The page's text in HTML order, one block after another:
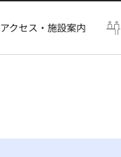
アクセス・施設案内